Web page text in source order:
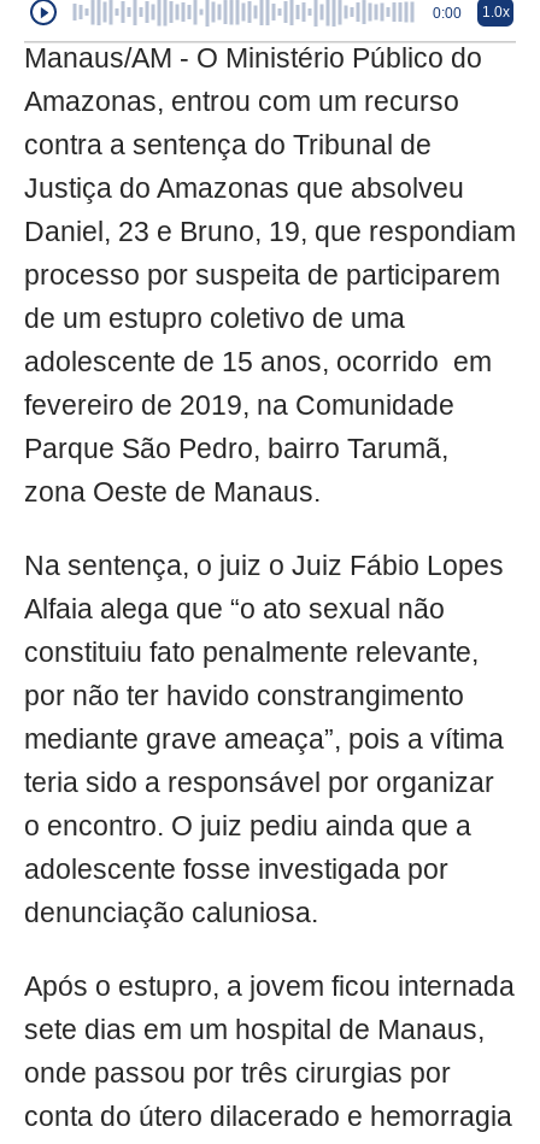
0:00 1.0x
Manaus/AM - O Ministério Público do
Amazonas, entrou com um recurso
contra a sentença do Tribunal de
Justiça do Amazonas que absolveu
Daniel, 23 e Bruno, 19, que respondiam
processo por suspeita de participarem
de um estupro coletivo de uma
adolescente de 15 anos, ocorrido em
fevereiro de 2019, na Comunidade
Parque São Pedro, bairro Tarumã,
zona Oeste de Manaus.
Na sentença, o juiz o Juiz Fábio Lopes
Alfaia alega que “o ato sexual não
constituiu fato penalmente relevante,
por não ter havido constrangimento
mediante grave ameaça”, pois a vítima
teria sido a responsável por organizar
o encontro. O juiz pediu ainda que a
adolescente fosse investigada por
denunciação caluniosa.
Após o estupro, a jovem ficou internada
sete dias em um hospital de Manaus,
onde passou por três cirurgias por
conta do útero dilacerado e hemorragia